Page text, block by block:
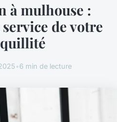
à mulhouse :
de votre
•6 min de lecture